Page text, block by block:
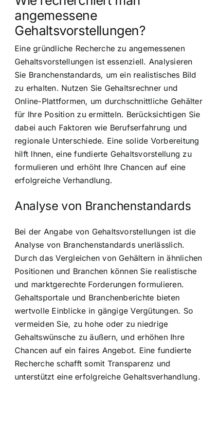
angemessene
Gehaltsvorstellungen?
Eine gründliche Recherche zu angemessenen
Gehaltsvorstellungen ist essenziell. Analysieren
Sie Branchenstandards, um ein realistisches Bild
zu erhalten. Nutzen Sie Gehaltsrechner und
Online-Plattformen, um durchschnittliche Gehälter
für Ihre Position zu ermitteln. Berücksichtigen Sie
dabei auch Faktoren wie Berufserfahrung und
regionale Unterschiede. Eine solide Vorbereitung
hilft Ihnen, eine fundierte Gehaltsvorstellung zu
formulieren und erhöht Ihre Chancen auf eine
erfolgreiche Verhandlung.
Analyse von Branchenstandards
Bei der Angabe von Gehaltsvorstellungen ist die
Analyse von Branchenstandards unerlässlich.
Durch das Vergleichen von Gehältern in ähnlichen
Positionen und Branchen können Sie realistische
und marktgerechte Forderungen formulieren.
Gehaltsportale und Branchenberichte bieten
wertvolle Einblicke in gängige Vergütungen. So
vermeiden Sie, zu hohe oder zu niedrige
Gehaltswünsche zu äußern, und erhöhen Ihre
Chancen auf ein faires Angebot. Eine fundierte
Recherche schafft somit Transparenz und
unterstützt eine erfolgreiche Gehaltsverhandlung.